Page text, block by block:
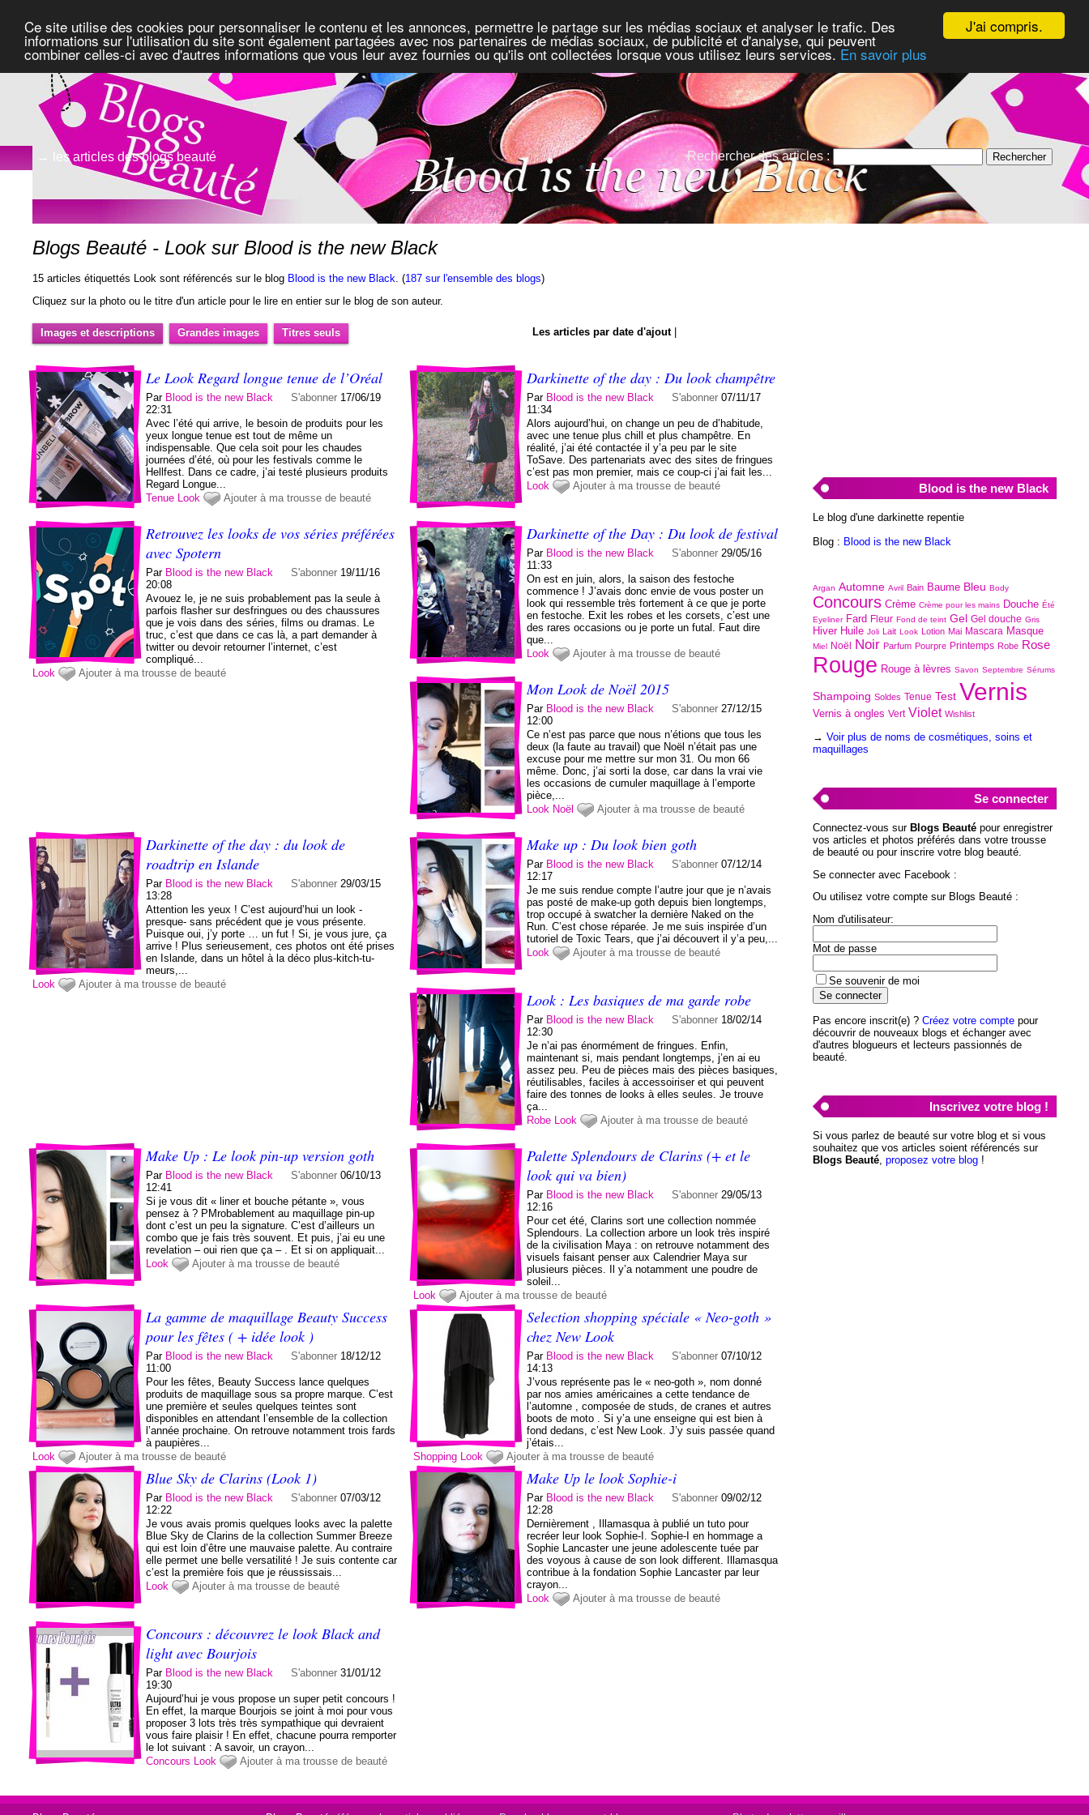
J'ai compris.
Ce site utilise des cookies pour personnaliser le contenu et les annonces, permettre le partage sur les médias sociaux et analyser le trafic. Des
informations sur l'utilisation du site sont également partagées avec nos partenaires de médias sociaux, de publicité et d'analyse, qui peuvent
combiner celles-ci avec d'autres informations que vous leur avez fournies ou qu'ils ont collectées lorsque vous utilisez leurs services. En savoir plus
→ les articles des blogs beauté Rechercher des articles :
Blogs Beauté - Look sur Blood is the new Black
15 articles étiquettés Look sont référencés sur le blog Blood is the new Black. (187 sur l'ensemble des blogs)
Cliquez sur la photo ou le titre d'un article pour le lire en entier sur le blog de son auteur.
Images et descriptions Grandes images Titres seuls Les articles par date d'ajout|
Le Look Regard longue tenue de l’Oréal
Par Blood is the new Black S'abonner 17/06/19
22:31
Avec l’été qui arrive, le besoin de produits pour les
yeux longue tenue est tout de même un
indispensable. Que cela soit pour les chaudes
journées d’été, où pour les festivals comme le
Hellfest. Dans ce cadre, j’ai testé plusieurs produits
Regard Longue...
Tenue
Look Ajouter à ma trousse de beauté
Darkinette of the day : Du look champêtre
Par Blood is the new Black S'abonner 07/11/17
11:34
Alors aujourd’hui, on change un peu de d’habitude,
avec une tenue plus chill et plus champêtre. En
réalité, j’ai été contactée il y’a peu par le site
ToSave. Des partenariats avec des sites de fringues
c’est pas mon premier, mais ce coup-ci j’ai fait les...
Look
Ajouter à ma trousse de beauté
Retrouvez les looks de vos séries préférées
avec Spotern
Par Blood is the new Black S'abonner 19/11/16
20:08
Avouez le, je ne suis probablement pas la seule à
parfois flasher sur desfringues ou des chaussures
que je vois dans des séries, films ou dramas. Le
truc, c’est que dans ce cas là, a part demander à
twitter ou devoir retourner l’internet, c’est
compliqué...
Look
Ajouter à ma trousse de beauté
Darkinette of the Day : Du look de festival
Par Blood is the new Black S'abonner 29/05/16
11:33
On est en juin, alors, la saison des festoche
commence ! J’avais donc envie de vous poster un
look qui ressemble très fortement à ce que je porte
en festoche. Exit les robes et les corsets, c’est une
des rares occasions ou je porte un futal. Faut dire
que...
Look
Ajouter à ma trousse de beauté
Mon Look de Noël 2015
Par Blood is the new Black S'abonner 27/12/15
12:00
Ce n’est pas parce que nous n’étions que tous les
deux (la faute au travail) que Noël n’était pas une
excuse pour me mettre sur mon 31. Ou mon 66
même. Donc, j’ai sorti la dose, car dans la vrai vie
les occasions de cumuler maquillage à l’emporte
pièce,...
Look Noël Ajouter à ma trousse de beauté
Darkinette of the day : du look de
roadtrip en Islande
Par Blood is the new Black S'abonner 29/03/15
13:28
Attention les yeux ! C’est aujourd’hui un look -
presque- sans précédent que je vous présente.
Puisque oui, j’y porte … un fut ! Si, je vous jure, ça
arrive ! Plus serieusement, ces photos ont été prises
en Islande, dans un hôtel à la déco plus-kitch-tu-
meurs,...
Look
Ajouter à ma trousse de beauté
Make up : Du look bien goth
Par Blood is the new Black S'abonner 07/12/14
12:17
Je me suis rendue compte l’autre jour que je n’avais
pas posté de make-up goth depuis bien longtemps,
trop occupé à swatcher la dernière Naked on the
Run. C’est chose réparée. Je me suis inspirée d’un
tutoriel de Toxic Tears, que j’ai découvert il y’a peu,...
Look
Ajouter à ma trousse de beauté
Look : Les basiques de ma garde robe
Par Blood is the new Black S'abonner 18/02/14
12:30
Je n’ai pas énormément de fringues. Enfin,
maintenant si, mais pendant longtemps, j’en ai eu
assez peu. Peu de pièces mais des pièces basiques,
réutilisables, faciles à accessoiriser et qui peuvent
faire des tonnes de looks à elles seules. Je trouve
ça...
Robe
Look Ajouter à ma trousse de beauté
Make Up : Le look pin-up version goth
Par Blood is the new Black S'abonner 06/10/13
12:41
Si je vous dit « liner et bouche pétante », vous
pensez à ? PMrobablement au maquillage pin-up
dont c’est un peu la signature. C’est d’ailleurs un
combo que je fais très souvent. Et puis, j’ai eu une
revelation – oui rien que ça – . Et si on appliquait...
Look
Ajouter à ma trousse de beauté
Palette Splendours de Clarins (+ et le
look qui va bien)
Par Blood is the new Black S'abonner 29/05/13
12:16
Pour cet été, Clarins sort une collection nommée
Splendours. La collection arbore un look très inspiré
de la civilisation Maya : on retrouve notamment des
visuels faisant penser aux Calendrier Maya sur
plusieurs pièces. Il y’a notamment une poudre de
soleil...
Look
Ajouter à ma trousse de beauté
La gamme de maquillage Beauty Success
pour les fêtes ( + idée look )
Par Blood is the new Black S'abonner 18/12/12
11:00
Pour les fêtes, Beauty Success lance quelques
produits de maquillage sous sa propre marque. C’est
une première et seules quelques teintes sont
disponibles en attendant l’ensemble de la collection
l’année prochaine. On retrouve notamment trois fards
à paupières...
Look
Ajouter à ma trousse de beauté
Selection shopping spéciale « Neo-goth »
chez New Look
Par Blood is the new Black S'abonner 07/10/12
14:13
J’vous représente pas le « neo-goth », nom donné
par nos amies américaines a cette tendance de
l’automne , composée de studs, de cranes et autres
boots de moto . Si y’a une enseigne qui est bien à
fond dedans, c’est New Look. J’y suis passée quand
j’étais...
Shopping
Look Ajouter à ma trousse de beauté
Blue Sky de Clarins (Look 1)
Par Blood is the new Black S'abonner 07/03/12
12:22
Je vous avais promis quelques looks avec la palette
Blue Sky de Clarins de la collection Summer Breeze
qui est loin d’être une mauvaise palette. Au contraire
elle permet une belle versatilité ! Je suis contente car
c’est la première fois que je réussissais...
Look
Ajouter à ma trousse de beauté
Make Up le look Sophie-i
Par Blood is the new Black S'abonner 09/02/12
12:28
Dernièrement , Illamasqua à publié un tuto pour
recréer leur look Sophie-I. Sophie-I en hommage a
Sophie Lancaster une jeune adolescente tuée par
des voyous à cause de son look different. Illamasqua
contribue à la fondation Sophie Lancaster par leur
crayon...
Look
Ajouter à ma trousse de beauté
Concours : découvrez le look Black and
light avec Bourjois
Par Blood is the new Black S'abonner 31/01/12
19:30
Aujourd’hui je vous propose un super petit concours !
En effet, la marque Bourjois se joint à moi pour vous
proposer 3 lots très très sympathique qui devraient
vous faire plaisir ! En effet, chacune pourra remporter
le lot suivant : A savoir, un crayon...
Concours
Look Ajouter à ma trousse de beauté
Blood is the new Black
Le blog d'une darkinette repentie
Blog : Blood is the new Black
Argan Automne Avril Bain Baume Bleu Body
Concours Crème Crème pour les mains Douche Été
Eyeliner Fard Fleur Fond de teint Gel Gel douche Gris
Hiver Huile Joli Lait Look Lotion Mai Mascara Masque
Miel Noël Noir Parfum Pourpre Printemps Robe Rose
Rouge Rouge à lèvres Savon Septembre Sérums
Shampoing Soldes Tenue Test Vernis
Vernis à ongles Vert Violet Wishlist
→ Voir plus de noms de cosmétiques, soins et
maquillages
Se connecter
Connectez-vous sur Blogs Beautépour enregistrer
vos articles et photos préférés dans votre trousse
de beauté ou pour inscrire votre blog beauté.
Se connecter avec Facebook :
Ou utilisez votre compte sur Blogs Beauté :
Nom d'utilisateur:
Mot de passe
Se souvenir de moi
Pas encore inscrit(e) ? Créez votre comptepour
découvrir de nouveaux blogs et échanger avec
d'autres blogueurs et lecteurs passionnés de
beauté.
Inscrivez votre blog !
Si vous parlez de beauté sur votre blog et si vous
souhaitez que vos articles soient référencés sur
Blogs Beauté, proposez votre blog!